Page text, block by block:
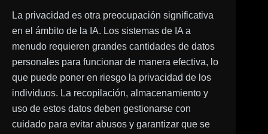
La privacidad es otra preocupación significativa
en el ámbito de la IA. Los sistemas de IA a
menudo requieren grandes cantidades de datos
personales para funcionar de manera efectiva, lo
que puede poner en riesgo la privacidad de los
individuos. La recopilación, almacenamiento y
uso de estos datos deben gestionarse con
cuidado para evitar abusos y garantizar que se